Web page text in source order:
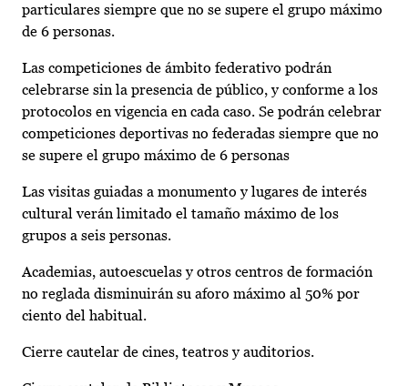
particulares siempre que no se supere el grupo máximo
de 6 personas.
Las competiciones de ámbito federativo podrán
celebrarse sin la presencia de público, y conforme a los
protocolos en vigencia en cada caso. Se podrán celebrar
competiciones deportivas no federadas siempre que no
se supere el grupo máximo de 6 personas
Las visitas guiadas a monumento y lugares de interés
cultural verán limitado el tamaño máximo de los
grupos a seis personas.
Academias, autoescuelas y otros centros de formación
no reglada disminuirán su aforo máximo al 50% por
ciento del habitual.
Cierre cautelar de cines, teatros y auditorios.